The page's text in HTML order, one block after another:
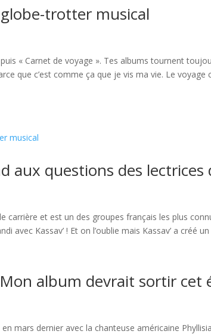
trotter musical
puis « Carnet de voyage ». Tes albums tournent
que c’est comme ça que je vis ma vie. Le
aux questions des lectrices
carrière et est un des groupes français les plus
avec Kassav’ ! Et on l’oublie mais Kassav’ a créé
album devrait sortir cet
mars dernier avec la chanteuse américaine